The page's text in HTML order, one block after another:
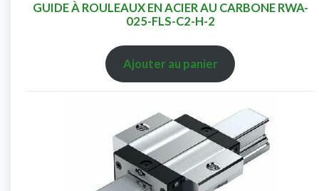
GUIDE À ROULEAUX EN ACIER AU CARBONE RWA-
025-FLS-C2-H-2
Ajouter au panier